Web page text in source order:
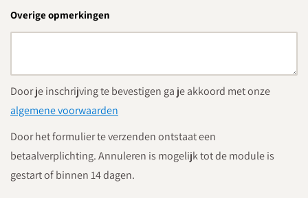
Overige opmerkingen
Door je inschrijving te bevestigen ga je akkoord met onze
algemene voorwaarden
Door het formulier te verzenden ontstaat een
betaalverplichting. Annuleren is mogelijk tot de module is
gestart of binnen 14 dagen.